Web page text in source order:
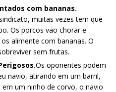
com bananas.
muitas vezes tem que
Os porcos vão chorar e
alimente com bananas. O
sem frutas.
Os oponentes podem
navio, atirando em um barril,
um ninho de corvo, o navio